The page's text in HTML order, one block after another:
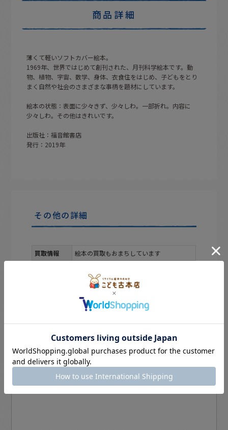
商品詳細
薄くて軽いソフトカバー絵本。
1969年、世界ではじめて創刊された、月刊科学絵本です。動
物、植物、宇宙、数学、身体、衣食住をはじめ、子どもをとり
まく自然や社会のさまざまな事柄を題材にしています。
絵本の状態：表面に少々きず、少々しわ。一部折れ。内容に
少々しわ。その他はきれいです。
出版社：福音館書店
発行：2019年
その他の詳細
買取情報 絵本の買取もおまちしています
この商品を買った人は、こんな商品も買
っています